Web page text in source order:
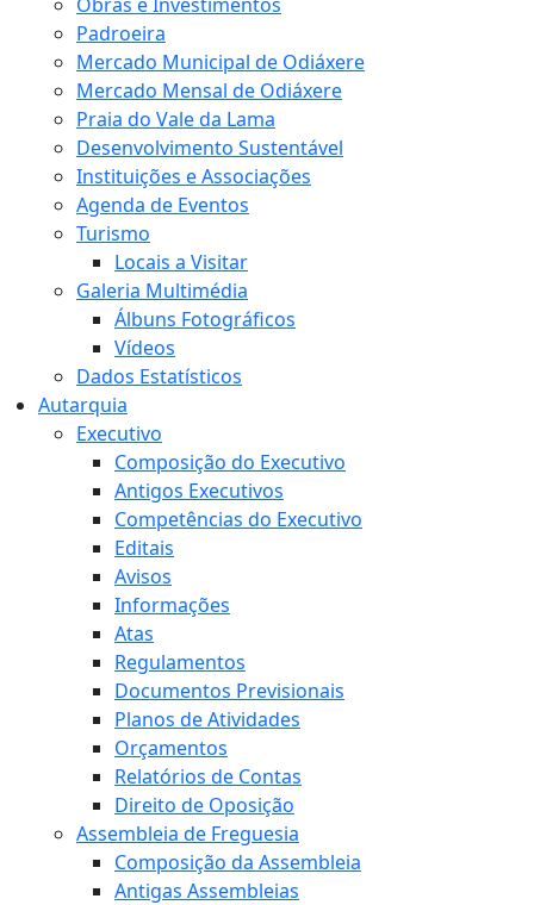
Padroeira
Mercado Municipal de Odiáxere
Mercado Mensal de Odiáxere
Praia do Vale da Lama
Desenvolvimento Sustentável
Instituições e Associações
Agenda de Eventos
Turismo
Locais a Visitar
Galeria Multimédia
Álbuns Fotográficos
Vídeos
Dados Estatísticos
Autarquia
Executivo
Composição do Executivo
Antigos Executivos
Competências do Executivo
Editais
Avisos
Informações
Atas
Regulamentos
Documentos Previsionais
Planos de Atividades
Orçamentos
Relatórios de Contas
Direito de Oposição
Assembleia de Freguesia
Composição da Assembleia
Antigas Assembleias